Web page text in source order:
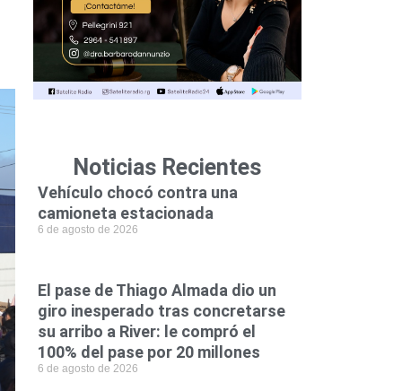
Noticias Recientes
Vehículo chocó contra una
camioneta estacionada
6 de agosto de 2026
El pase de Thiago Almada dio un
giro inesperado tras concretarse
su arribo a River: le compró el
100% del pase por 20 millones
6 de agosto de 2026